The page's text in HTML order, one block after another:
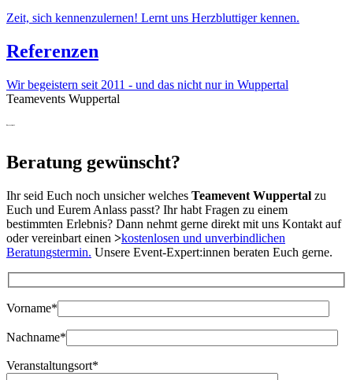
Zeit, sich kennenzulernen! Lernt uns Herzbluttiger kennen.
Referenzen
Wir begeistern seit 2011 - und das nicht nur in Wuppertal
Teamevents Wuppertal
Kontakt
Beratung gewünscht?
Ihr seid Euch noch unsicher welches Teamevent Wuppertal zu
Euch und Eurem Anlass passt? Ihr habt Fragen zu einem
bestimmten Erlebnis? Dann nehmt gerne direkt mit uns Kontakt auf
oder vereinbart einen >kostenlosen und unverbindlichen
Beratungstermin. Unsere Event-Expert:innen beraten Euch gerne.
Bitte lasse dieses Feld leer.
Vorname*
Nachname*
Veranstaltungsort*